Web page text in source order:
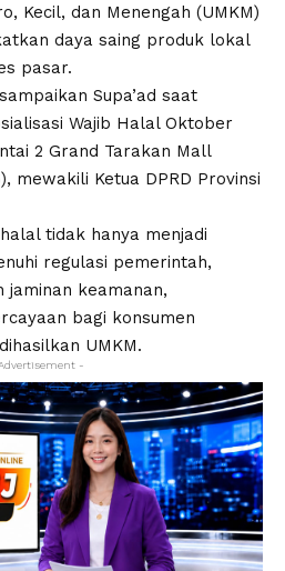
Kecil, dan Menengah (UMKM)
daya saing produk lokal
pasar.
Supa’ad saat
Wajib Halal Oktober
2 Grand Tarakan Mall
mewakili Ketua DPRD Provinsi
tidak hanya menjadi
regulasi pemerintah,
keamanan,
bagi konsumen
UMKM.
-